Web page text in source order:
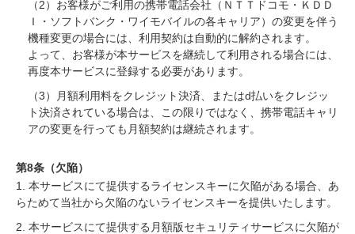
（2）お客様がご利用の携帯電話会社（ＮＴＴドコモ・ＫＤＤ
Ｉ・ソフトバンク・ワイモバイルの各キャリア）の変更を伴う
機種変更の場合には、利用契約は自動的に解約されます。
よって、お客様が本サービスを継続して利用される場合には、
再度本サービスに登録する必要があります。
（3）月額利用料をクレジット決済、またはd払いをクレジッ
ト決済されている場合は、この限りではなく、携帯電話キャリ
アの変更を行っても月額契約は継続されます。
第8条（欠陥）
1. 本サービスにて提供するライセンスキーに欠陥がある場合、あ
らためて当社から欠陥のないライセンスキーを提供いたします。
2. 本サービスにて提供する月額版セキュリティサービスに欠陥が